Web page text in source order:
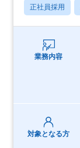
正社員採用
業務内容
対象となる方